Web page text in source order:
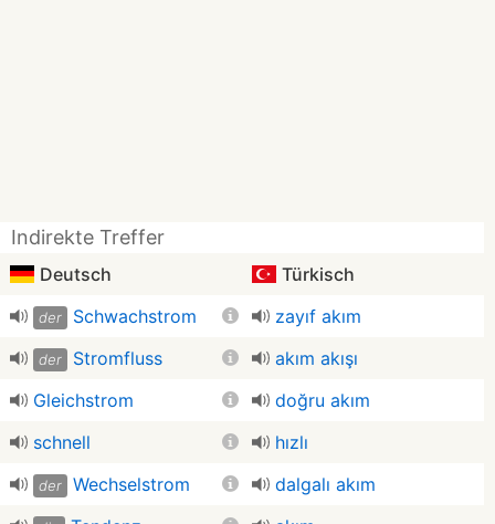
Indirekte Treffer
Deutsch Türkisch
der Schwachstrom zayıf akım
der Stromfluss
akım akışı
Gleichstrom
doğru akım
schnell
hızlı
der Wechselstrom dalgalı akım